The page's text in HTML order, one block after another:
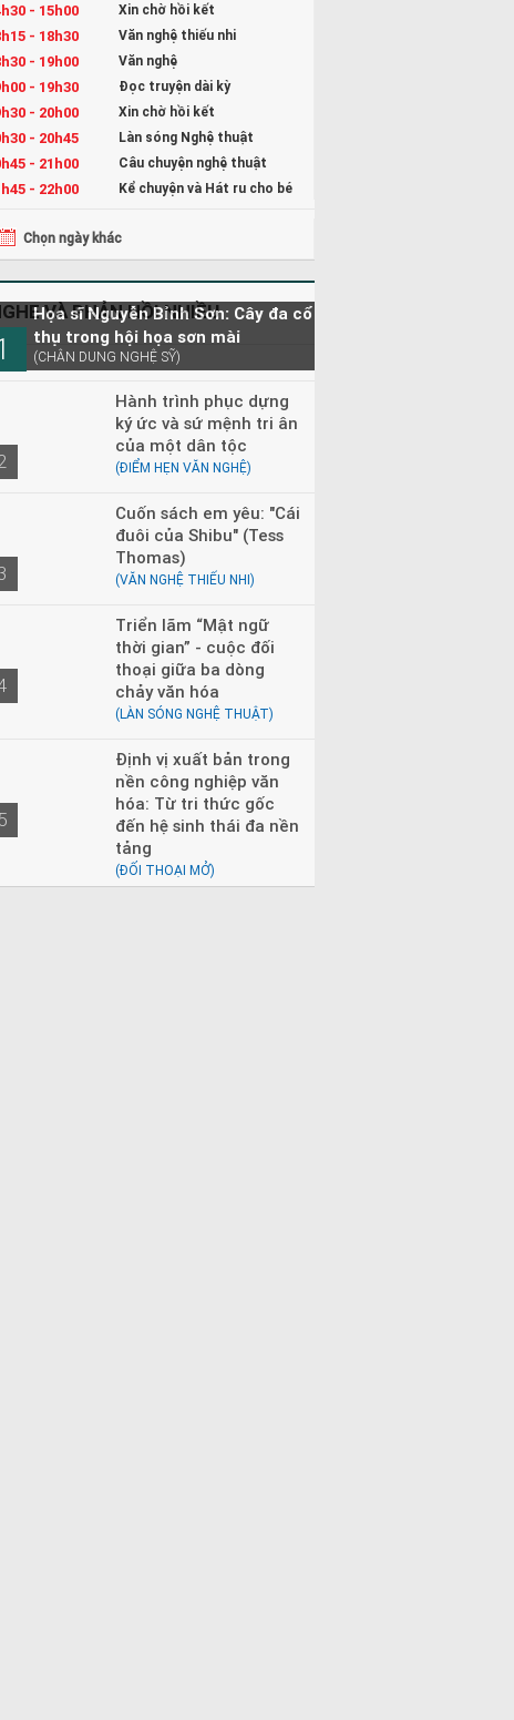
- 15h00 Xin chờ hồi kết
- 18h30 Văn nghệ thiếu nhi
- 19h00 Văn nghệ
- 19h30 Đọc truyện dài kỳ
- 20h00 Xin chờ hồi kết
- 20h45 Làn sóng Nghệ thuật
- 21h00 Câu chuyện nghệ thuật
- 22h00 Kể chuyện và Hát ru cho bé
Chọn ngày khác
VÀ PHẢN HỒI NHIỀU
Họa sĩ Nguyễn Bỉnh Sơn: Cây đa cổ
thụ trong hội họa sơn mài
(CHÂN DUNG NGHỆ SỸ)
Hành trình phục dựng
ký ức và sứ mệnh tri ân
của một dân tộc
(ĐIỂM HẸN VĂN NGHỆ)
Cuốn sách em yêu: "Cái
đuôi của Shibu" (Tess
Thomas)
(VĂN NGHỆ THIẾU NHI)
Triển lãm “Mật ngữ
thời gian” - cuộc đối
thoại giữa ba dòng
chảy văn hóa
(LÀN SÓNG NGHỆ THUẬT)
5
Định vị xuất bản trong
nền công nghiệp văn
hóa: Từ tri thức gốc
đến hệ sinh thái đa nền
tảng
(ĐỐI THOẠI MỞ)